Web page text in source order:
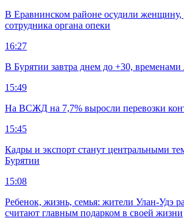
В Еравнинском районе осудили
сотрудника органа опеки
16:27
В Бурятии завтра днем до +30, временами
15:49
На ВСЖД на 7,7% выросли перевозки
15:45
Кадры и экспорт станут центральными
Бурятии
15:08
Ребенок, жизнь, семья: жители Улан-Удэ
считают главным подарком в своей жизни